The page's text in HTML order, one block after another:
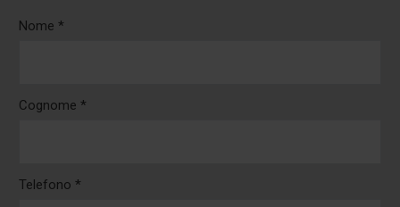
Nome *
Cognome *
Telefono *